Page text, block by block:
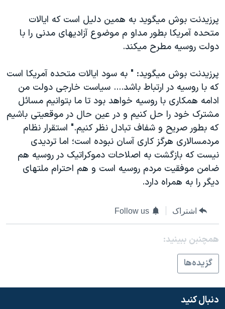
پرزيدنت بوش ميگويد به همين دليل است که ايالات
متحده آمريکا بطور مداو م موضوع آزاديهای مدنی را با
دولت روسيه مطرح ميکند.
پرزيدنت بوش ميگويد: " به سود ايالات متحده آمريکا است
که با روسيه در ارتباط باشد.... سياست خارجی دولت من
ادامه همکاری با روسيه خواهد بود تا ما بتوانيم مسائل
مشترک خود را حل کنيم و در عين حال در موقعيتی باشيم
که بطور صريح و شفاف تبادل نظر کنيم." استقرار نظام
مردمسالاری هرگز کاری آسان نبوده است؛ اما ترديدی
نيست که بازگشت به اصلاحات دموکراتيک در روسيه هم
ضامن موفقيت مردم روسيه است و هم احترام ملتهای
ديگر را به همراه دارد.
اشتراک Follow us
همچنبن ببینید:
گزيده‌ها
دنبال کنید